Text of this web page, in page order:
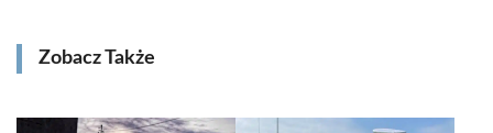
Zobacz Także